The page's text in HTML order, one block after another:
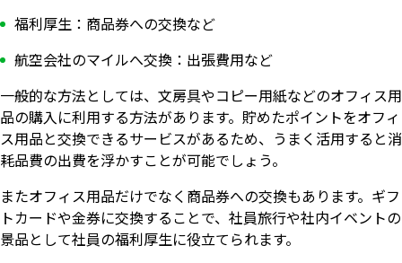
福利厚生：商品券への交換など
航空会社のマイルへ交換：出張費用など
一般的な方法としては、文房具やコピー用紙などのオフィス用
品の購入に利用する方法があります。貯めたポイントをオフィ
ス用品と交換できるサービスがあるため、うまく活用すると消
耗品費の出費を浮かすことが可能でしょう。
またオフィス用品だけでなく商品券への交換もあります。ギフ
トカードや金券に交換することで、社員旅行や社内イベントの
景品として社員の福利厚生に役立てられます。